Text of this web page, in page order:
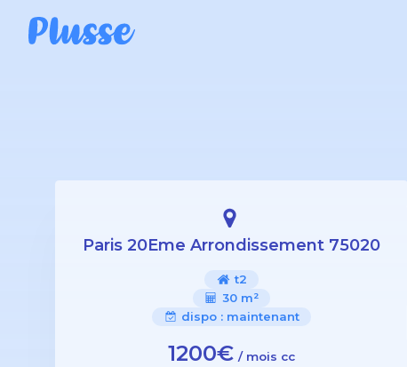
Paris 20Eme Arrondissement 75020
t2
30 m²
dispo : maintenant
1200€ / mois cc